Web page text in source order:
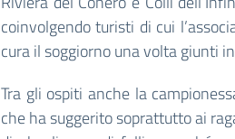
coinvolgendo turisti di cui
cura il soggiorno una volta giunti
Tra gli ospiti anche la
che ha suggerito soprattutto ai